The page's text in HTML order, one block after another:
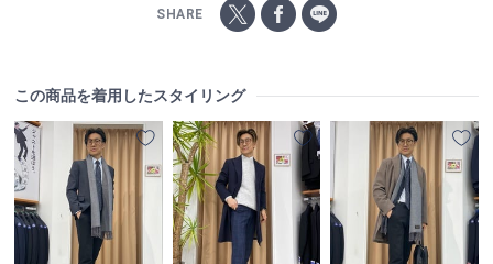
SHARE
この商品を着用したスタイリング